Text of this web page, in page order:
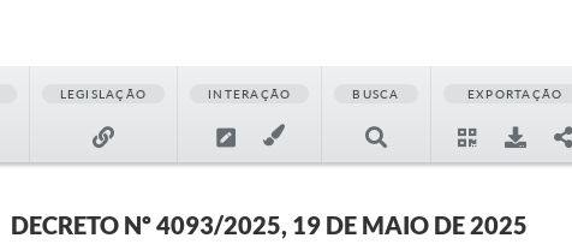
LEGISLAÇÃO INTERAÇÃO BUSCA EXPORTAÇÃO
DECRETO Nº 4093/2025, 19 DE MAIO DE 2025